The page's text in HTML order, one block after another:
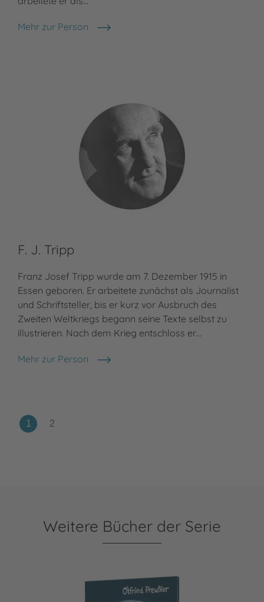
Mehr zur Person
Otfried Preußler
F. J. Tripp
Franz Josef Tripp wurde am 7. Dezember 1915 in
Essen geboren. Er arbeitete zunächst als Journalist
und Schriftsteller, bis er kurz vor Ausbruch des
Zweiten Weltkriegs begann seine Texte selbst zu
illustrieren. Nach dem Krieg entschloss er…
Mehr zur Person
F. J. Tripp
Weitere Bücher der Serie